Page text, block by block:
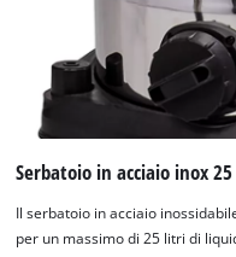
Serbatoio in acciaio inox 25
Il serbatoio in acciaio
per un massimo di 25 litri di